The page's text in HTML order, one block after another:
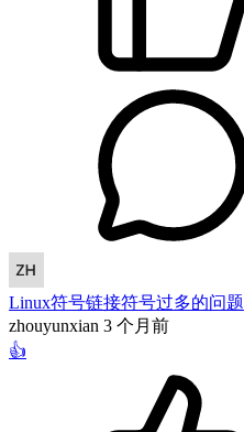
Linux符号链接符号过多的问题
zhouyunxian 3 个月前
👍